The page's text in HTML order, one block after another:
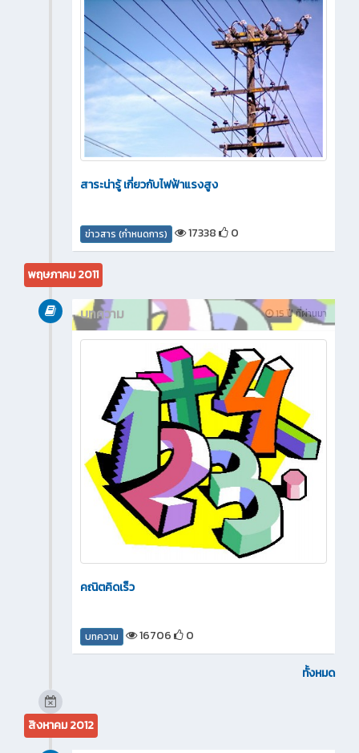
สาระน่ารู้ เกี่ยวกับไฟฟ้าแรงสูง
ข่าวสาร (กำหนดการ) 17338 0
พฤษภาคม 2011
15 ปี ที่ผ่านมา
บทความ
คณิตคิดเร็ว
บทความ 16706 0
ทั้งหมด
สิงหาคม 2012